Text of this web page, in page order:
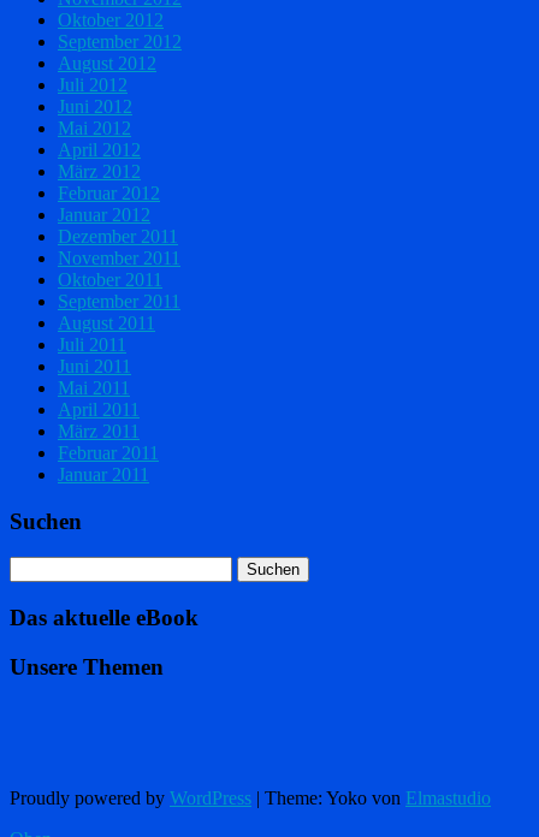
Oktober 2012
September 2012
August 2012
Juli 2012
Juni 2012
Mai 2012
April 2012
März 2012
Februar 2012
Januar 2012
Dezember 2011
November 2011
Oktober 2011
September 2011
August 2011
Juli 2011
Juni 2011
Mai 2011
April 2011
März 2011
Februar 2011
Januar 2011
Suchen
Das aktuelle eBook
Unsere Themen
Proudly powered by WordPress | Theme: Yoko von Elmastudio